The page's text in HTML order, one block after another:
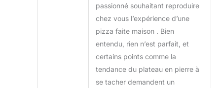
passionné souhaitant reproduire
chez vous l’expérience d’une
pizza faite maison . Bien
entendu, rien n’est parfait, et
certains points comme la
tendance du plateau en pierre à
se tacher demandent un